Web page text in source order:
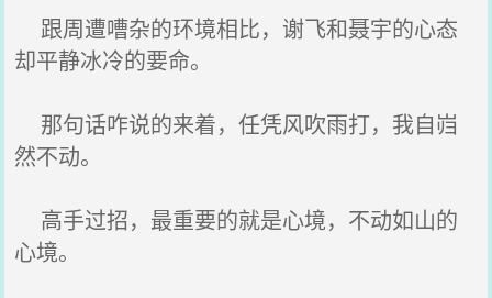
跟周遭嘈杂的环境相比，谢飞和聂宇的心态
却平静冰冷的要命。
那句话咋说的来着，任凭风吹雨打，我自岿
然不动。
高手过招，最重要的就是心境，不动如山的
心境。